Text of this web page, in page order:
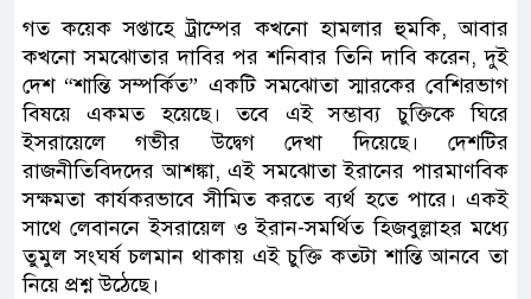
গত কয়েক সপ্তাহে ট্রাম্পের কখনো হামলার হুমকি, আবার
কখনো সমঝোতার দাবির পর শনিবার তিনি দাবি করেন, দুই
দেশ “শান্তি সম্পর্কিত” একটি সমঝোতা স্মারকের বেশিরভাগ
বিষয়ে একমত হয়েছে। তবে এই সম্ভাব্য চুক্তিকে ঘিরে
ইসরায়েলে গভীর উদ্বেগ দেখা দিয়েছে। দেশটির
রাজনীতিবিদদের আশঙ্কা, এই সমঝোতা ইরানের পারমাণবিক
সক্ষমতা কার্যকরভাবে সীমিত করতে ব্যর্থ হতে পারে। একই
সাথে লেবাননে ইসরায়েল ও ইরান-সমর্থিত হিজবুল্লাহর মধ্যে
তুমুল সংঘর্ষ চলমান থাকায় এই চুক্তি কতটা শান্তি আনবে তা
নিয়ে প্রশ্ন উঠেছে।